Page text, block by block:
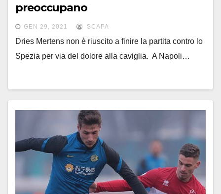
preoccupano
GEN 29, 2021 SCAPA
Dries Mertens non è riuscito a finire la partita contro lo
Spezia per via del dolore alla caviglia. A Napoli…